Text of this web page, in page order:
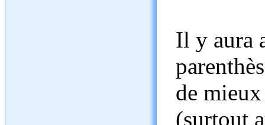
Il y aura
de
(surtout